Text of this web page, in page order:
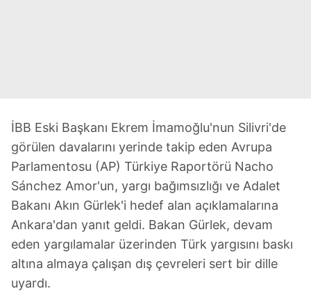
İBB Eski Başkanı Ekrem İmamoğlu'nun Silivri'de
görülen davalarını yerinde takip eden Avrupa
Parlamentosu (AP) Türkiye Raportörü Nacho
Sánchez Amor'un, yargı bağımsızlığı ve Adalet
Bakanı Akın Gürlek'i hedef alan açıklamalarına
Ankara'dan yanıt geldi. Bakan Gürlek, devam
eden yargılamalar üzerinden Türk yargısını baskı
altına almaya çalışan dış çevreleri sert bir dille
uyardı.